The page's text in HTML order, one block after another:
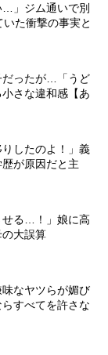
…」ジム通いで別
た衝撃の事実と
だったが…「うど
さな違和感【あ
りしたのよ！」義
が原因だと主
せる…！」娘に高
大誤算
なヤツらが媚び
すべてを許さな